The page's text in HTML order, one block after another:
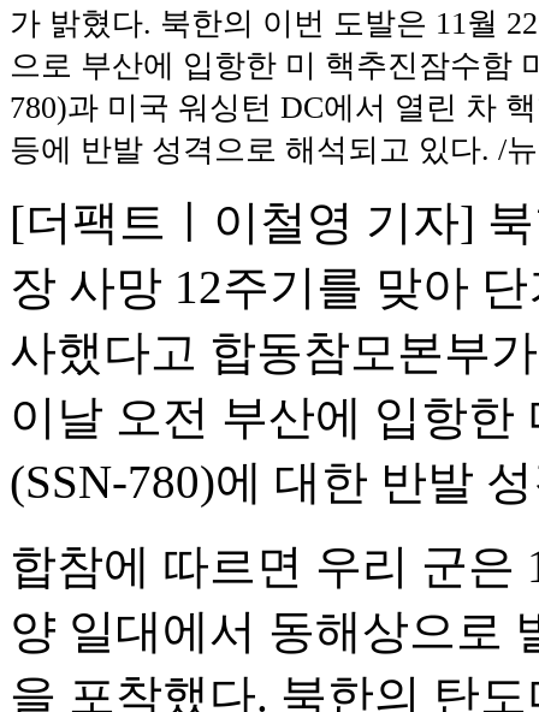
가 밝혔다. 북한의 이번 도발은 11월
으로 부산에 입항한 미 핵추진잠수함
780)과 미국 워싱턴 DC에서 열린 차
등에 반발 성격으로 해석되고 있다. /
[더팩트ㅣ이철영 기자]
장 사망 12주기를 맞아
사했다고 합동참모본부
이날 오전 부산에 입항한
(SSN-780)에 대한 반발
합참에 따르면 우리 군은
양 일대에서 동해상으로
을 포착했다. 북한의 탄